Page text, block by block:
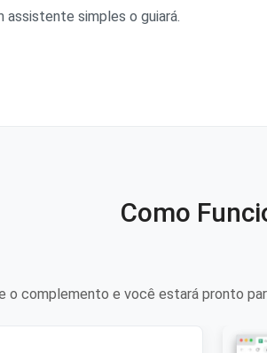
assistente simples o guiará.
Como
o complemento e você estará pronto